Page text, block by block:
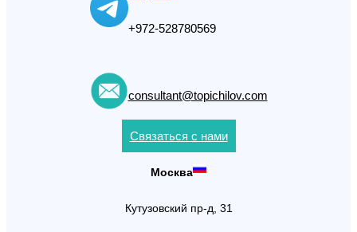
+972-528780569
consultant@topichilov.com
Связаться с нами
Москва
Кутузовский пр-д, 31